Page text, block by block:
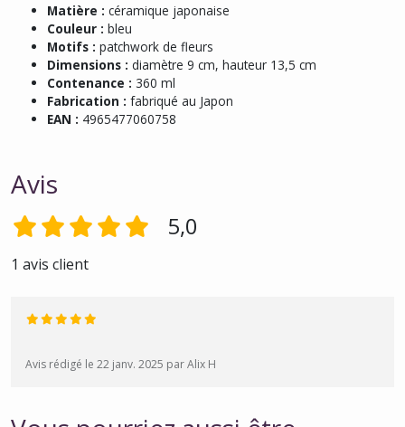
Matière : céramique japonaise
Couleur : bleu
Motifs : patchwork de fleurs
Dimensions : diamètre 9 cm, hauteur 13,5 cm
Contenance : 360 ml
Fabrication : fabriqué au Japon
EAN : 4965477060758
Avis
5,0
1 avis client
Avis rédigé le 22 janv. 2025 par Alix H